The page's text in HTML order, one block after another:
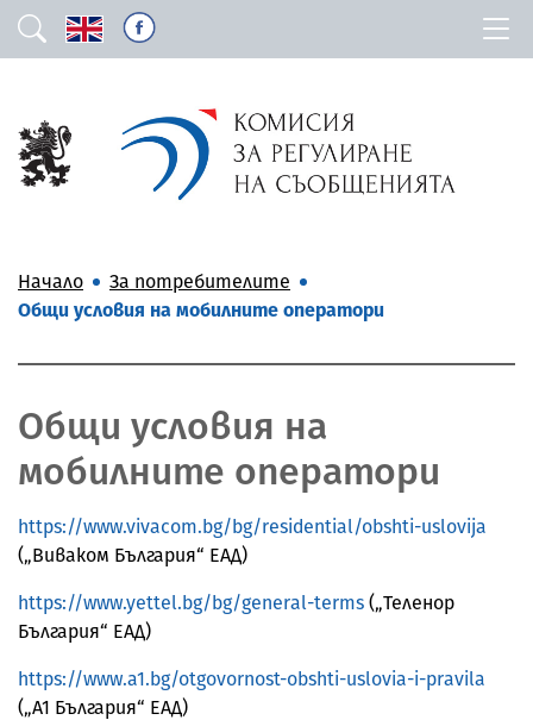
Начало
За потребителите
Общи условия на мобилните оператори
Общи условия на
мобилните оператори
https://www.vivacom.bg/bg/residential/obshti-uslovija
(„Виваком България“ ЕАД)
https://www.yettel.bg/bg/general-terms („Теленор
България“ ЕАД)
https://www.a1.bg/otgovornost-obshti-uslovia-i-pravila
(„А1 България“ ЕАД)